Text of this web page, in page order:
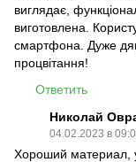
виглядає,
виготовлена.
смартфона. Дуже
процвітання!
Ответить
Николай
04.02.2023 в
Хороший материал,